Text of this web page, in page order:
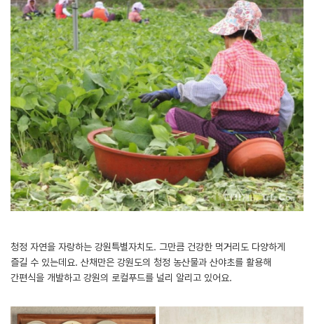
청정 자연을 자랑하는 강원특별자치도. 그만큼 건강한 먹거리도 다양하게
즐길 수 있는데요. 산채만은 강원도의 청정 농산물과 산야초를 활용해
간편식을 개발하고 강원의 로컬푸드를 널리 알리고 있어요.